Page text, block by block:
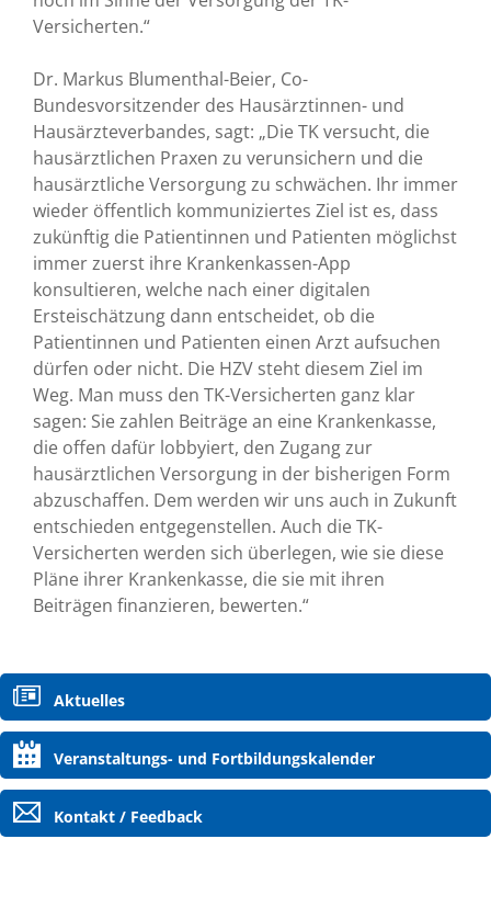
Versicherten.“
Dr. Markus Blumenthal-Beier, Co-
Bundesvorsitzender des Hausärztinnen- und
Hausärzteverbandes, sagt: „Die TK versucht, die
hausärztlichen Praxen zu verunsichern und die
hausärztliche Versorgung zu schwächen. Ihr immer
wieder öffentlich kommuniziertes Ziel ist es, dass
zukünftig die Patientinnen und Patienten möglichst
immer zuerst ihre Krankenkassen-App
konsultieren, welche nach einer digitalen
Ersteischätzung dann entscheidet, ob die
Patientinnen und Patienten einen Arzt aufsuchen
dürfen oder nicht. Die HZV steht diesem Ziel im
Weg. Man muss den TK-Versicherten ganz klar
sagen: Sie zahlen Beiträge an eine Krankenkasse,
die offen dafür lobbyiert, den Zugang zur
hausärztlichen Versorgung in der bisherigen Form
abzuschaffen. Dem werden wir uns auch in Zukunft
entschieden entgegenstellen. Auch die TK-
Versicherten werden sich überlegen, wie sie diese
Pläne ihrer Krankenkasse, die sie mit ihren
Beiträgen finanzieren, bewerten.“
Navigation
überspringen
Aktuelles
Veranstaltungs- und Fortbildungskalender
Kontakt / Feedback